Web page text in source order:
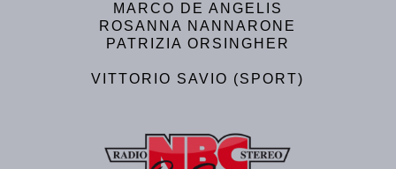
MARCO DE ANGELIS
ROSANNA NANNARONE
PATRIZIA ORSINGHER
VITTORIO SAVIO (SPORT)